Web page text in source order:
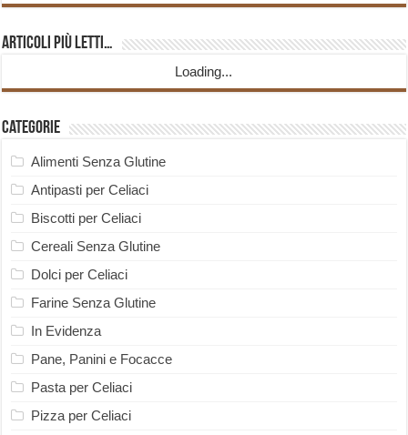
Articoli più Letti…
Loading...
Categorie
Alimenti Senza Glutine
Antipasti per Celiaci
Biscotti per Celiaci
Cereali Senza Glutine
Dolci per Celiaci
Farine Senza Glutine
In Evidenza
Pane, Panini e Focacce
Pasta per Celiaci
Pizza per Celiaci